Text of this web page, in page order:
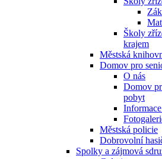
Školy
krajem
Městská
Domov pro
O nás
Domov
pobyt
Městská policie
Dobrovolní
Spolky a zájmová